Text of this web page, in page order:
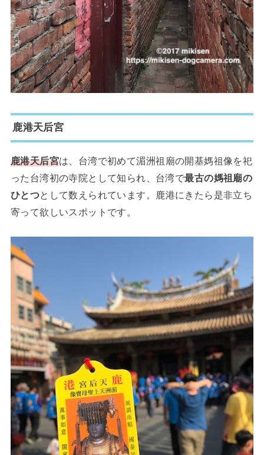
鹿港天后宮
鹿港天后宮は、台湾で初めて湄洲祖廟の開基媽祖像を祀
った台湾初の寺院として知られ、台湾で最古の媽祖廟の
ひとつとして数えられています。鹿港にきたら是非立ち
寄って欲しいスポットです。